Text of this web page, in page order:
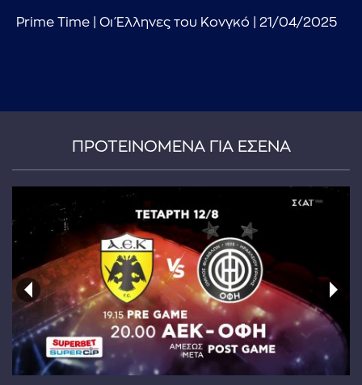
Prime Time | Οι Έλληνες του Κονγκό | 21/04/2025
ΠΡΟΤΕΙΝΟΜΕΝΑ ΓΙΑ ΕΣΕΝΑ